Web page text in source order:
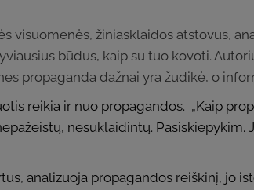
visuomenės, žiniasklaidos atstovus,
būdus, kaip su tuo kovoti.
propaganda dažnai yra žudikė, o
reikia ir nuo propagandos. „Kaip
nesuklaidintų. Pasiskiepykim.
analizuoja propagandos reiškinį, jo